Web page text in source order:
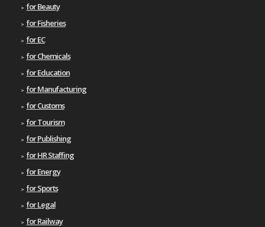
for Beauty
for Fisheries
for EC
for Chemicals
for Education
for Manufacturing
for Customs
for Tourism
for Publishing
for HR Staffing
for Energy
for Sports
for Legal
for Railway